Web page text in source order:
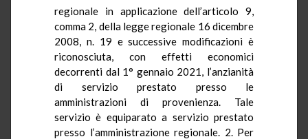
regionale in applicazione dell’articolo 9,
comma 2, della legge regionale 16 dicembre
2008, n. 19 e successive modificazioni è
riconosciuta, con effetti economici
decorrenti dal 1° gennaio 2021, l’anzianità
di servizio prestato presso le
amministrazioni di provenienza. Tale
servizio è equiparato a servizio prestato
presso l’amministrazione regionale. 2. Per